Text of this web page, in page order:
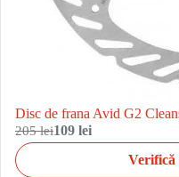
Disc de frana Avid G2
205 lei109 lei
Verifică